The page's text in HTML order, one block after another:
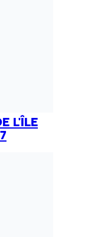
L'ÎLE